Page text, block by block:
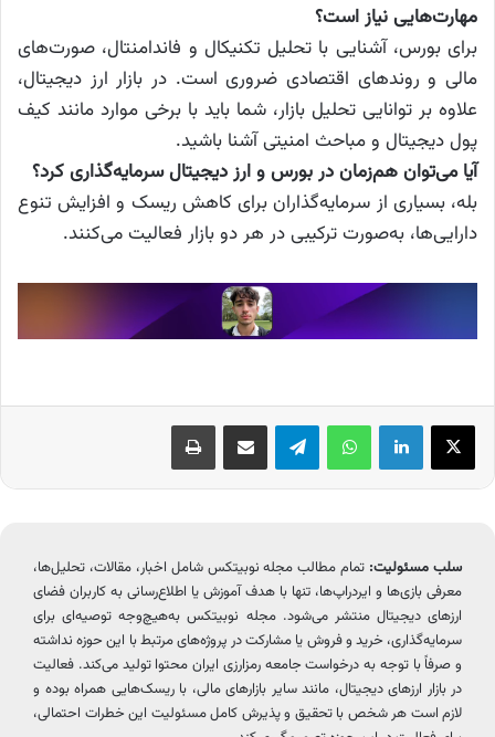
مهارت‌هایی نیاز است؟
برای بورس، آشنایی با تحلیل تکنیکال و فاندامنتال، صورت‌های
مالی و روند‌های اقتصادی ضروری است. در بازار ارز دیجیتال،
علاوه بر توانایی تحلیل بازار، شما باید با برخی موارد مانند کیف
پول دیجیتال و مباحث امنیتی آشنا باشید.
آیا می‌توان هم‌زمان در بورس و ارز دیجیتال سرمایه‌گذاری کرد؟
بله، بسیاری از سرمایه‌گذاران برای کاهش ریسک و افزایش تنوع
دارایی‌ها، به‌صورت ترکیبی در هر دو بازار فعالیت می‌کنند.
X لینکدین واتس آپ تلگرام اشتراک گذاری از طریق ایمیل چاپ
سلب مسئولیت: تمام مطالب مجله نوبیتکس شامل اخبار، مقالات، تحلیل‌ها،
معرفی بازی‌ها و ایردراپ‌ها، تنها با هدف آموزش یا اطلاع‌رسانی به کاربران فضای
ارزهای دیجیتال منتشر می‌شود. مجله نوبیتکس به‌هیچ‌وجه توصیه‌ای برای
سرمایه‌گذاری، خرید و فروش یا مشارکت در پروژه‌های مرتبط با این حوزه نداشته
و صرفاً با توجه به درخواست جامعه رمزارزی ایران محتوا تولید می‌کند. فعالیت
در بازار ارزهای دیجیتال، مانند سایر بازارهای مالی، با ریسک‌هایی همراه بوده و
لازم است هر شخص با تحقیق و پذیرش کامل مسئولیت این خطرات احتمالی،